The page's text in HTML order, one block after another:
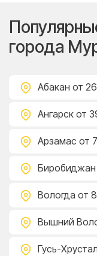
города
Абакан от
Ангарск от
Арзамас от
Биробиджан
Вологда от
Вышний
Гусь-